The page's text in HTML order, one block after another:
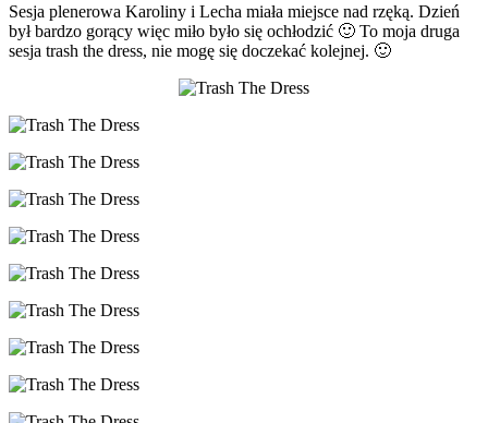
Sesja plenerowa Karoliny i Lecha miała miejsce nad rzęką. Dzień
był bardzo gorący więc miło było się ochłodzić 🙂 To moja druga
sesja trash the dress, nie mogę się doczekać kolejnej. 🙂